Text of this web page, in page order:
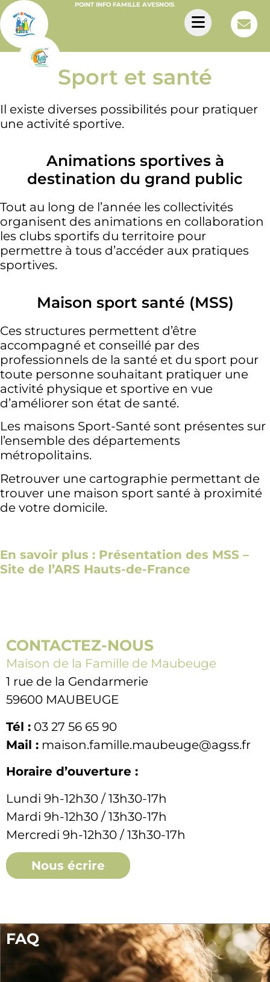
POINT INFO FAMILLE AVESNOIS
Sport et santé
Il existe diverses possibilités pour pratiquer
une activité sportive.
Animations sportives à
destination du grand public
Tout au long de l’année les collectivités
organisent des animations en collaboration
les clubs sportifs du territoire pour
permettre à tous d’accéder aux pratiques
sportives.
Maison sport santé (MSS)
Ces structures permettent d’être
accompagné et conseillé par des
professionnels de la santé et du sport pour
toute personne souhaitant pratiquer une
activité physique et sportive en vue
d’améliorer son état de santé.
Les maisons Sport-Santé sont présentes sur
l’ensemble des départements
métropolitains.
Retrouver une cartographie permettant de
trouver une maison sport santé à proximité
de votre domicile.
En savoir plus : Présentation des MSS –
Site de l’ARS Hauts-de-France
CONTACTEZ-NOUS
Maison de la Famille de Maubeuge
1 rue de la Gendarmerie
59600 MAUBEUGE
Tél : 03 27 56 65 90
Mail : maison.famille.maubeuge@agss.fr
Horaire d’ouverture :
Lundi 9h-12h30 / 13h30-17h
Mardi 9h-12h30 / 13h30-17h
Mercredi 9h-12h30 / 13h30-17h
Nous écrire
FAQ